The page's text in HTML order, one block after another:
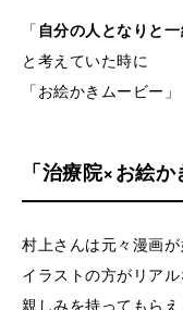
「 自分の人となりと
と考えていた時に
「お絵かきムービー
「治療院×お絵
村上さんは元々漫画が
イラストの方がリア
親しみを持ってもらえ